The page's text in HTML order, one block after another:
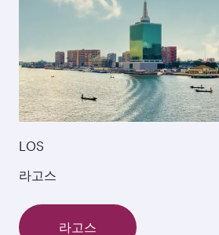
LOS
라고스
라고스